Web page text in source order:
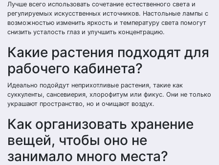
Лучше всего использовать сочетание естественного света и
регулируемых искусственных источников. Настольные лампы с
возможностью изменить яркость и температуру света помогут
снизить усталость глаз и улучшить концентрацию.
Какие растения подходят для
рабочего кабинета?
Идеально подойдут неприхотливые растения, такие как
суккуленты, сансевиерия, хлорофитум или фикус. Они не только
украшают пространство, но и очищают воздух.
Как организовать хранение
вещей, чтобы оно не
занимало много места?